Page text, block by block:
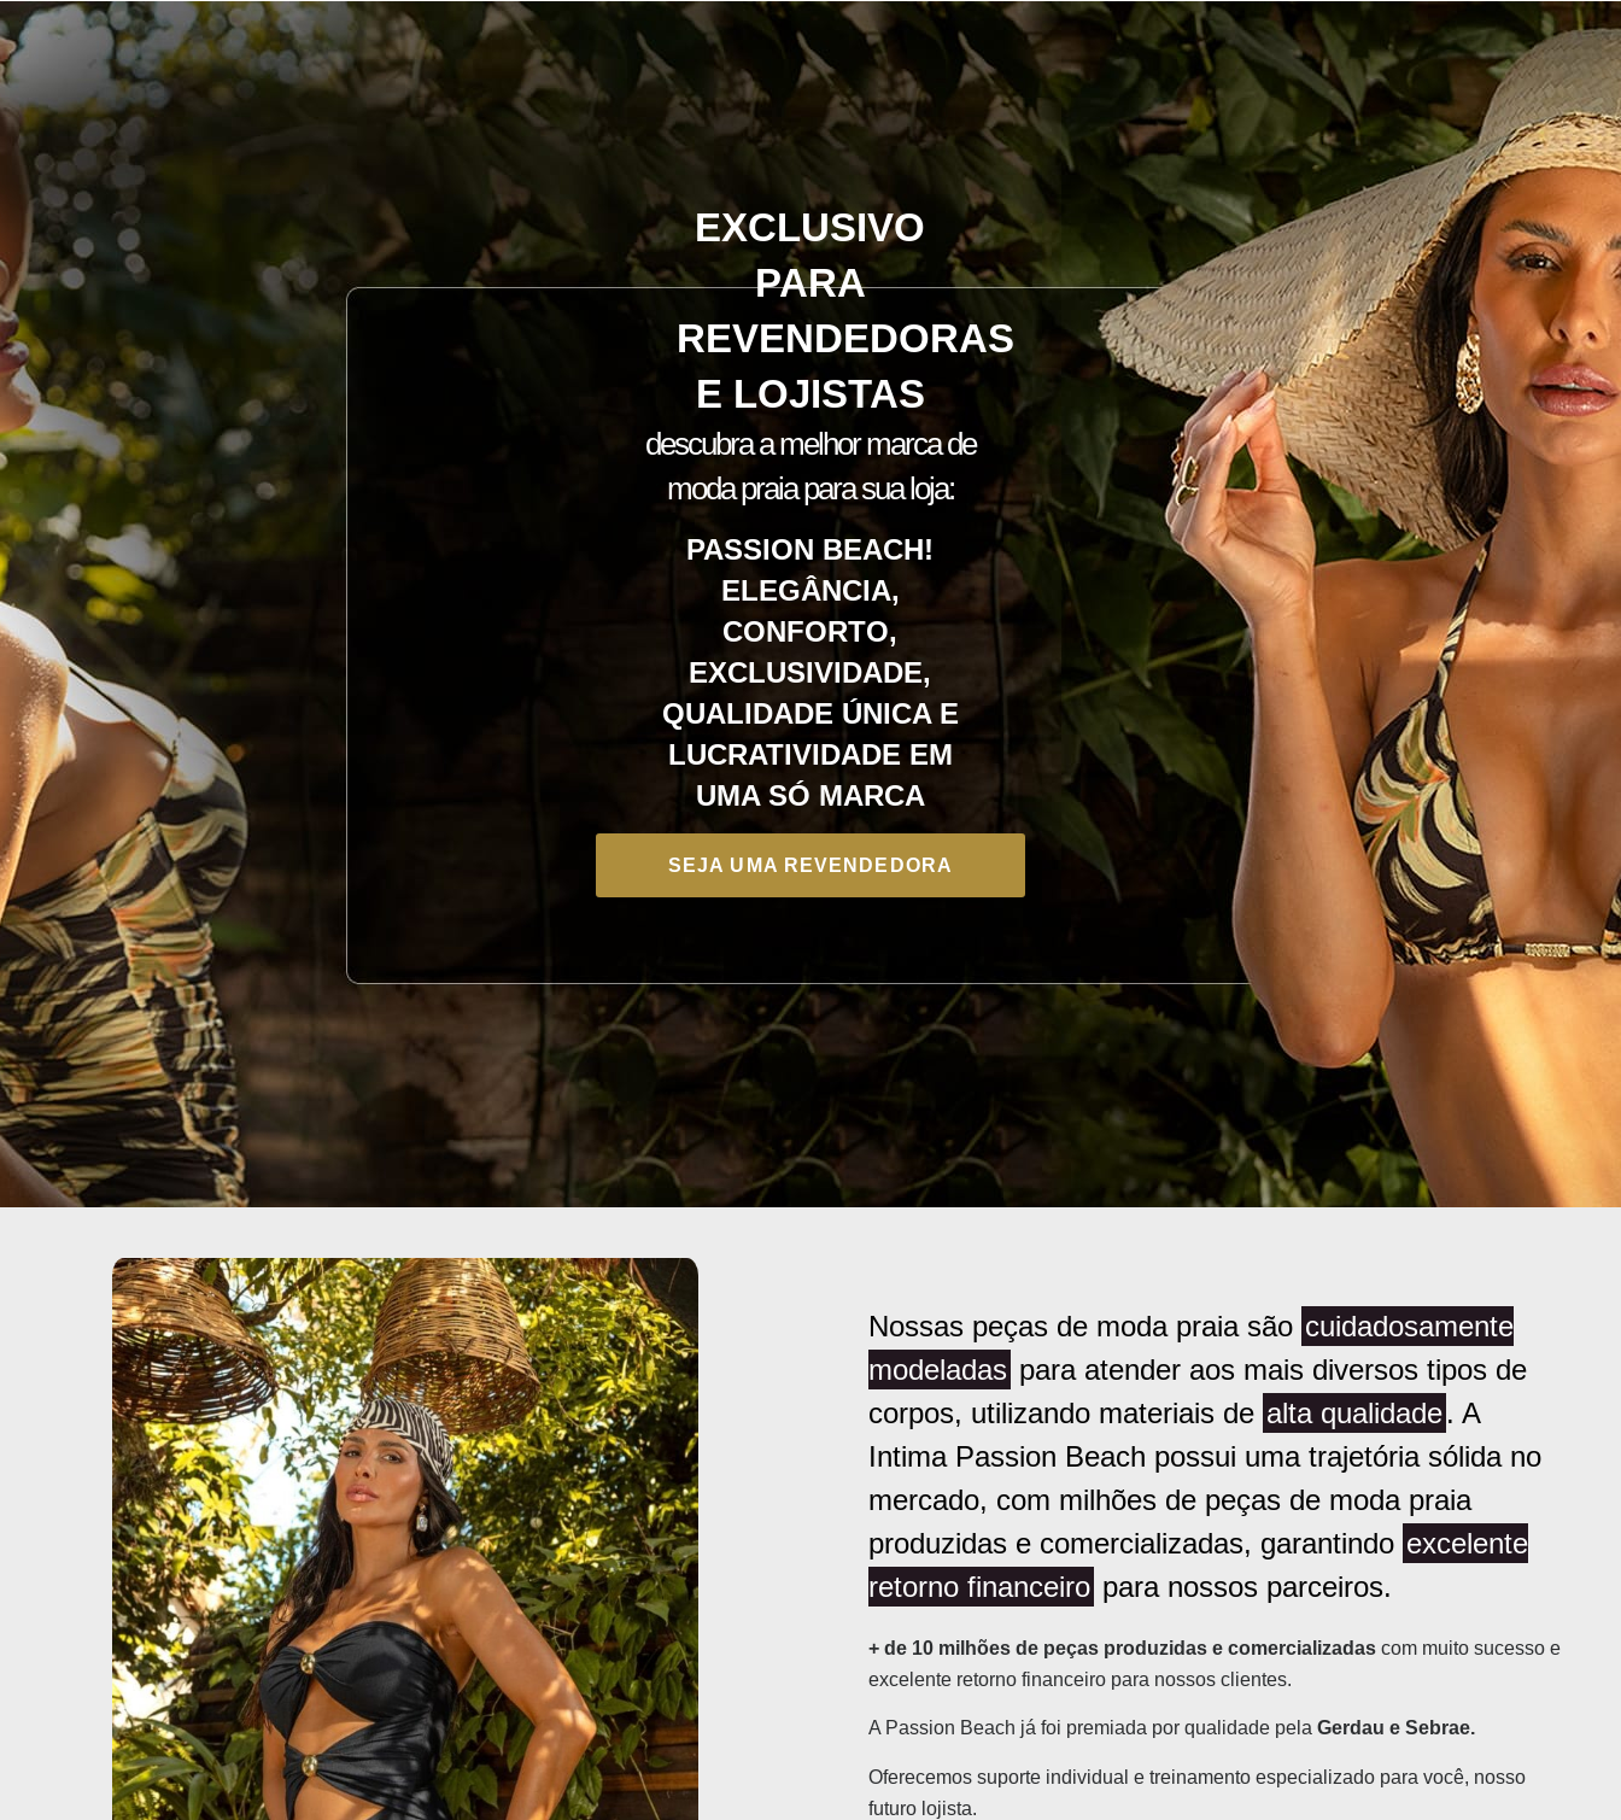
EXCLUSIVO
PARA
REVENDEDORAS
E LOJISTAS
descubra a melhor marca de
moda praia para sua loja:
PASSION BEACH!
ELEGÂNCIA,
CONFORTO,
EXCLUSIVIDADE,
QUALIDADE ÚNICA E
LUCRATIVIDADE EM
UMA SÓ MARCA
SEJA UMA REVENDEDORA
Nossas peças de moda praia são cuidadosamente
modeladas para atender aos mais diversos tipos de
corpos, utilizando materiais de alta qualidade. A
Intima Passion Beach possui uma trajetória sólida no
mercado, com milhões de peças de moda praia
produzidas e comercializadas, garantindo excelente
retorno financeiro para nossos parceiros.
+ de 10 milhões de peças produzidas e comercializadas com muito sucesso e
excelente retorno financeiro para nossos clientes.
A Passion Beach já foi premiada por qualidade pela Gerdau e Sebrae.
Oferecemos suporte individual e treinamento especializado para você, nosso
futuro lojista.